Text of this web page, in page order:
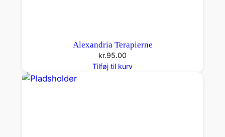
Alexandria Terapierne
kr.95.00
Tilføj til kurv